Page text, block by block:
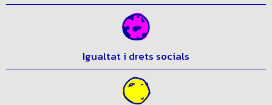
Igualtat i drets socials